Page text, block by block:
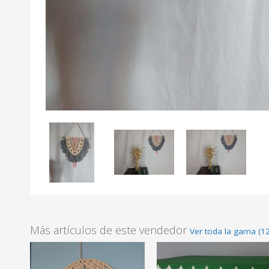
Más artículos de este vendedor Ver toda la gama